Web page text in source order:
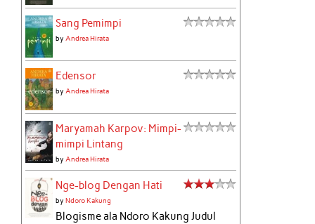
Sang Pemimpi
by Andrea Hirata
Edensor
by Andrea Hirata
Maryamah Karpov: Mimpi-
mimpi Lintang
by Andrea Hirata
Nge-blog Dengan Hati
byNdoro Kakung
Blogisme ala Ndoro Kakung Judul